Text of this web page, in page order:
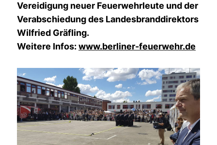
Vereidigung neuer Feuerwehrleute und der
Verabschiedung des Landesbranddirektors
Wilfried Gräfling.
Weitere Infos:www.berliner-feuerwehr.de